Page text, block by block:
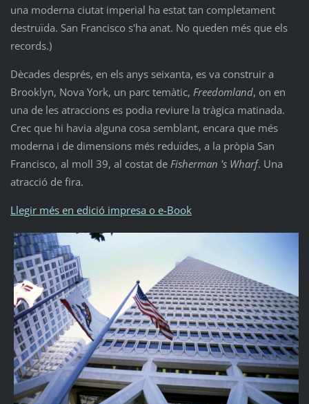
una moderna ciutat imperial ha estat tan completament
destruïda. San Francisco s'ha anat. No queden més que els
records.)
Dècades després, en els anys seixanta, es va construir a
Brooklyn, Nova York, un parc temàtic, Freedomland, on en
una de les atraccions es podia reviure la tràgica matinada.
Crec que hi havia alguna cosa semblant, encara que més
moderna i de dimensions més reduïdes, a la pròpia San
Francisco, al moll 39, al costat de Fisherman 's Wharf. Una
atracció de fira.
Llegir més en edició impresa o e-Book